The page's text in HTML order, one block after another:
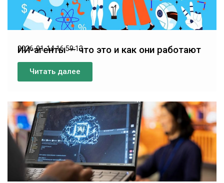
2026-01-14 16:59:13
ИИ-агенты — что это и как они работают
Читать далее